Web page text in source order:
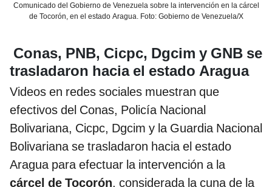
Comunicado del Gobierno de Venezuela sobre la intervención en la cárcel
de Tocorón, en el estado Aragua. Foto: Gobierno de Venezuela/X
Conas, PNB, Cicpc, Dgcim y GNB se
trasladaron hacia el estado Aragua
Videos en redes sociales muestran que
efectivos del Conas, Policía Nacional
Bolivariana, Cicpc, Dgcim y la Guardia Nacional
Bolivariana se trasladaron hacia el estado
Aragua para efectuar la intervención a la
cárcel de Tocorón, considerada la cuna de la